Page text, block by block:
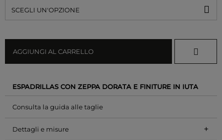
SCEGLI UN'OPZIONE
AGGIUNGI AL CARRELLO
ESPADRILLAS CON ZEPPA DORATA E FINITURE IN IUTA
Consulta la guida alle taglie
Dettagli e misure +